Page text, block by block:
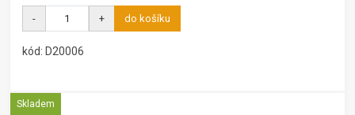
- + do košíku
kód: D20006
Skladem